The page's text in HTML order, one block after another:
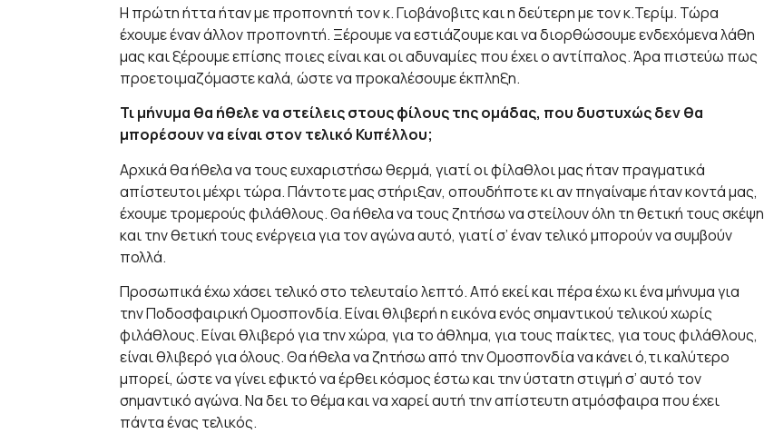
Η πρώτη ήττα ήταν με προπονητή τον κ. Γιοβάνοβιτς και η δεύτερη με τον κ.Τερίμ. Τώρα
έχουμε έναν άλλον προπονητή. Ξέρουμε να εστιάζουμε και να διορθώσουμε ενδεχόμενα λάθη
μας και ξέρουμε επίσης ποιες είναι και οι αδυναμίες που έχει ο αντίπαλος. Άρα πιστεύω πως
προετοιμαζόμαστε καλά, ώστε να προκαλέσουμε έκπληξη.
Τι μήνυμα θα ήθελε να στείλεις στους φίλους της ομάδας, που δυστυχώς δεν θα
μπορέσουν να είναι στον τελικό Κυπέλλου;
Aρχικά θα ήθελα να τους ευχαριστήσω θερμά, γιατί οι φίλαθλοι μας ήταν πραγματικά
απίστευτοι μέχρι τώρα. Πάντοτε μας στήριξαν, οπουδήποτε κι αν πηγαίναμε ήταν κοντά μας,
έχουμε τρομερούς φιλάθλους. Θα ήθελα να τους ζητήσω να στείλουν όλη τη θετική τους σκέψη
και την θετική τους ενέργεια για τον αγώνα αυτό, γιατί σ’ έναν τελικό μπορούν να συμβούν
πολλά.
Προσωπικά έχω χάσει τελικό στο τελευταίο λεπτό. Από εκεί και πέρα έχω κι ένα μήνυμα για
την Ποδοσφαιρική Ομοσπονδία. Είναι θλιβερή η εικόνα ενός σημαντικού τελικού χωρίς
φιλάθλους. Είναι θλιβερό για την χώρα, για το άθλημα, για τους παίκτες, για τους φιλάθλους,
είναι θλιβερό για όλους. Θα ήθελα να ζητήσω από την Ομοσπονδία να κάνει ό,τι καλύτερο
μπορεί, ώστε να γίνει εφικτό να έρθει κόσμος έστω και την ύστατη στιγμή σ’ αυτό τον
σημαντικό αγώνα. Να δει το θέμα και να χαρεί αυτή την απίστευτη ατμόσφαιρα που έχει
πάντα ένας τελικός.